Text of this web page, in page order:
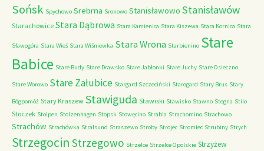
Sońsk Spychowo Srebrna Srokowo Stanisławowo Stanisławów
Starachowice Stara Dąbrowa Stara Kamienica Stara Kiszewa Stara Kornica Stara
Sławogóra Stara Wieś Stara Wiśniewka Stara Wrona Starbienino Stare
Babice Stare Budy Stare Drawsko Stare Jabłonki Stare Juchy Stare Osieczno
Stare Worowo Stare Załubice Stargard Szczeciński Starogard Stary Brus Stary
Bógpomóż Stary Kraszew Stawiguda Stawiski Stawisko Stawno Stegna Stilo
Stoczek Stolpen Stolzenhagen Stopsk Stowęcino Strabla Strachomino Strachowo
Strachów Strachówka Stralsund Straszewo Stroby Strojec Stromiec Strubiny Strych
Strzegocin Strzegowo Strzelce Strzelce Opolskie Strzyżew